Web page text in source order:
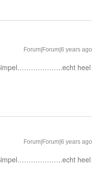
Forum|Forum|6 years ago
Simpel………………..echt heel
Forum|Forum|6 years ago
Simpel………………..echt heel